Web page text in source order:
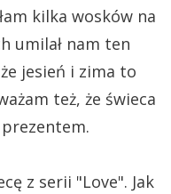
kilka wosków na
umilał nam ten
jesień i zima to
też, że świeca
z serii "Love". Jak